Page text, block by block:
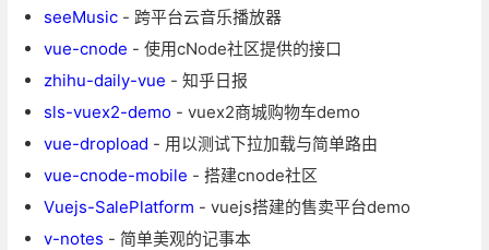
seeMusic- 跨平台云音乐播放器
vue-cnode - 使用cNode社区提供的接口
zhihu-daily-vue - 知乎日报
sls-vuex2-demo- vuex2商城购物车demo
vue-dropload - 用以测试下拉加载与简单路由
vue-cnode-mobile - 搭建cnode社区
Vuejs-SalePlatform - vuejs搭建的售卖平台demo
v-notes - 简单美观的记事本